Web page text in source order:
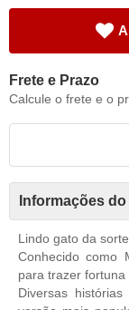
Frete e Prazo
Calcule o frete e o
Informações
Lindo gato da
Conhecido como
para trazer fortuna
Diversas